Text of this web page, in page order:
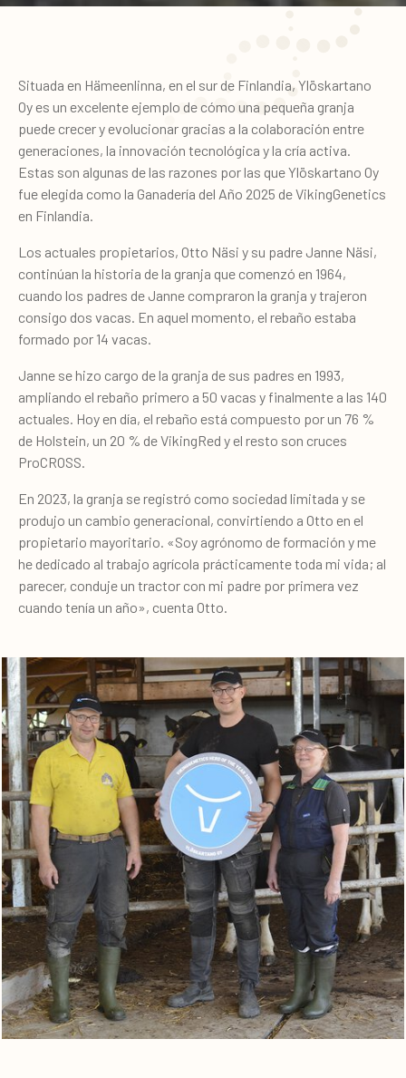
Situada en Hämeenlinna, en el sur de Finlandia, Ylöskartano
Oy es un excelente ejemplo de cómo una pequeña granja
puede crecer y evolucionar gracias a la colaboración entre
generaciones, la innovación tecnológica y la cría activa.
Estas son algunas de las razones por las que Ylöskartano Oy
fue elegida como la Ganadería del Año 2025 de VikingGenetics
en Finlandia.
Los actuales propietarios, Otto Näsi y su padre Janne Näsi,
continúan la historia de la granja que comenzó en 1964,
cuando los padres de Janne compraron la granja y trajeron
consigo dos vacas. En aquel momento, el rebaño estaba
formado por 14 vacas.
Janne se hizo cargo de la granja de sus padres en 1993,
ampliando el rebaño primero a 50 vacas y finalmente a las 140
actuales. Hoy en día, el rebaño está compuesto por un 76 %
de Holstein, un 20 % de VikingRed y el resto son cruces
ProCROSS.
En 2023, la granja se registró como sociedad limitada y se
produjo un cambio generacional, convirtiendo a Otto en el
propietario mayoritario. «Soy agrónomo de formación y me
he dedicado al trabajo agrícola prácticamente toda mi vida; al
parecer, conduje un tractor con mi padre por primera vez
cuando tenía un año», cuenta Otto.